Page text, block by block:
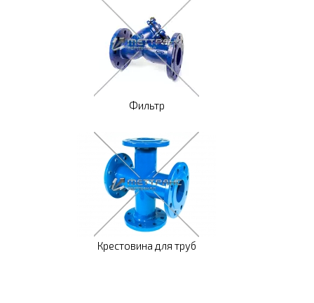
Фильтр
Крестовина для труб